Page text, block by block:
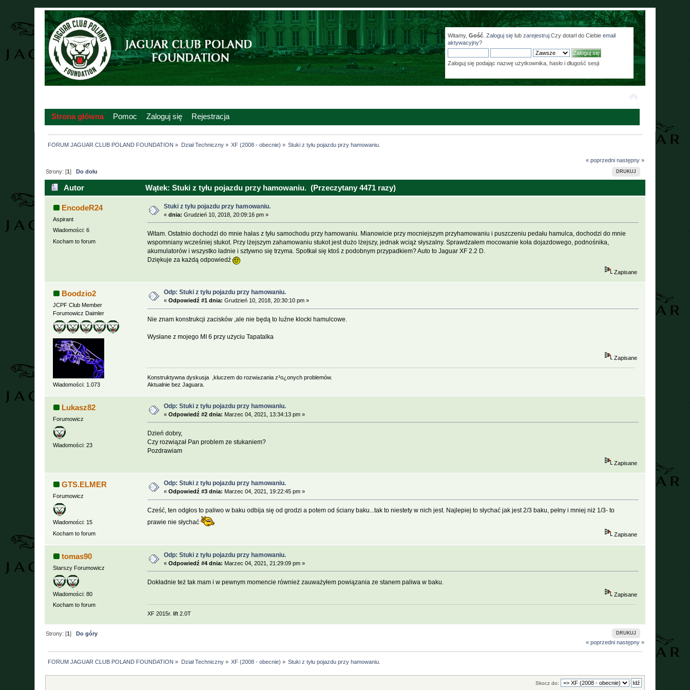
Witamy, Gość. Zaloguj sięlub zarejestruj.Czy dotarł do Ciebie email
aktywacyjny?
Zaloguj się podając nazwę użytkownika, hasło i długość sesji
Strona główna Pomoc Zaloguj się Rejestracja
FORUM JAGUAR CLUB POLAND FOUNDATION » Dział Techniczny» XF (2008 - obecnie) » Stuki z tyłu pojazdu przy hamowaniu.
« poprzedni następny »
DRUKUJ
Strony: [1] Do dołu
Autor Wątek: Stuki z tyłu pojazdu przy hamowaniu. (Przeczytany 4471 razy)
EncodeR24
Aspirant
Wiadomości: 6
Kocham to forum
Stuki z tyłu pojazdu przy hamowaniu.
«dnia: Grudzień 10, 2018, 20:09:16 pm »
Witam. Ostatnio dochodzi do mnie hałas z tyłu samochodu przy hamowaniu. Mianowicie przy mocniejszym przyhamowaniu i puszczeniu pedału hamulca, dochodzi do mnie
wspomniany wcześniej stukot. Przy lżejszym zahamowaniu stukot jest dużo lżejszy, jednak wciąż słyszalny. Sprawdzałem mocowanie koła dojazdowego, podnośnika,
akumulatorów i wszystko ładnie i sztywno się trzyma. Spotkał się ktoś z podobnym przypadkiem? Auto to Jaguar XF 2.2 D.
Dziękuje za każdą odpowiedź
Zapisane
Boodzio2
JCPF Club Member
Forumowicz Daimler
Wiadomości: 1.073
Odp: Stuki z tyłu pojazdu przy hamowaniu.
«Odpowiedź #1 dnia: Grudzień 10, 2018, 20:30:10 pm »
Nie znam konstrukcji zacisków ,ale nie będą to luźne klocki hamulcowe.
Wysłane z mojego MI 6 przy użyciu Tapatalka
Zapisane
Konstruktywna dyskusja ,kluczem do rozwi±zania z³o¿onych problemów.
Aktualnie bez Jaguara.
Lukasz82
Forumowicz
Wiadomości: 23
Odp: Stuki z tyłu pojazdu przy hamowaniu.
«Odpowiedź #2 dnia: Marzec 04, 2021, 13:34:13 pm »
Dzień dobry,
Czy rozwiązał Pan problem ze stukaniem?
Pozdrawiam
Zapisane
GTS.ELMER
Forumowicz
Wiadomości: 15
Kocham to forum
Odp: Stuki z tyłu pojazdu przy hamowaniu.
«Odpowiedź #3 dnia: Marzec 04, 2021, 19:22:45 pm »
Cześć, ten odgłos to paliwo w baku odbija się od grodzi a potem od ściany baku...tak to niestety w nich jest. Najlepiej to słychać jak jest 2/3 baku, pełny i mniej niż 1/3- to
prawie nie słychać
Zapisane
tomas90
Starszy Forumowicz
Wiadomości: 80
Kocham to forum
Odp: Stuki z tyłu pojazdu przy hamowaniu.
«Odpowiedź #4 dnia: Marzec 04, 2021, 21:29:09 pm »
Dokładnie też tak mam i w pewnym momencie również zauważyłem powiązania ze stanem paliwa w baku.
Zapisane
XF 2015r. lift 2.0T
DRUKUJ
Strony: [1]Do góry
« poprzedni następny »
FORUM JAGUAR CLUB POLAND FOUNDATION » Dział Techniczny» XF (2008 - obecnie) » Stuki z tyłu pojazdu przy hamowaniu.
Skocz do: